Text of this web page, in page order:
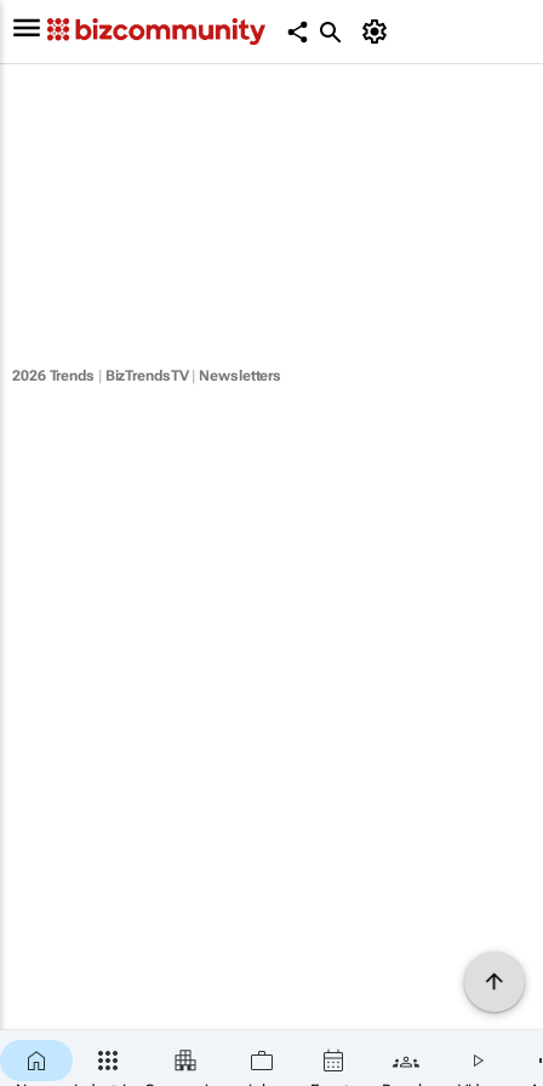
2026 Trends BizTrendsTV| Newsletters